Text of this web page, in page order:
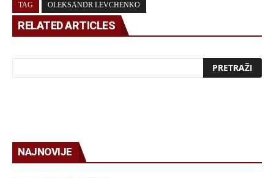
TAG OLEKSANDR LEVCHENKO
RELATED ARTICLES
NAJNOVIJE